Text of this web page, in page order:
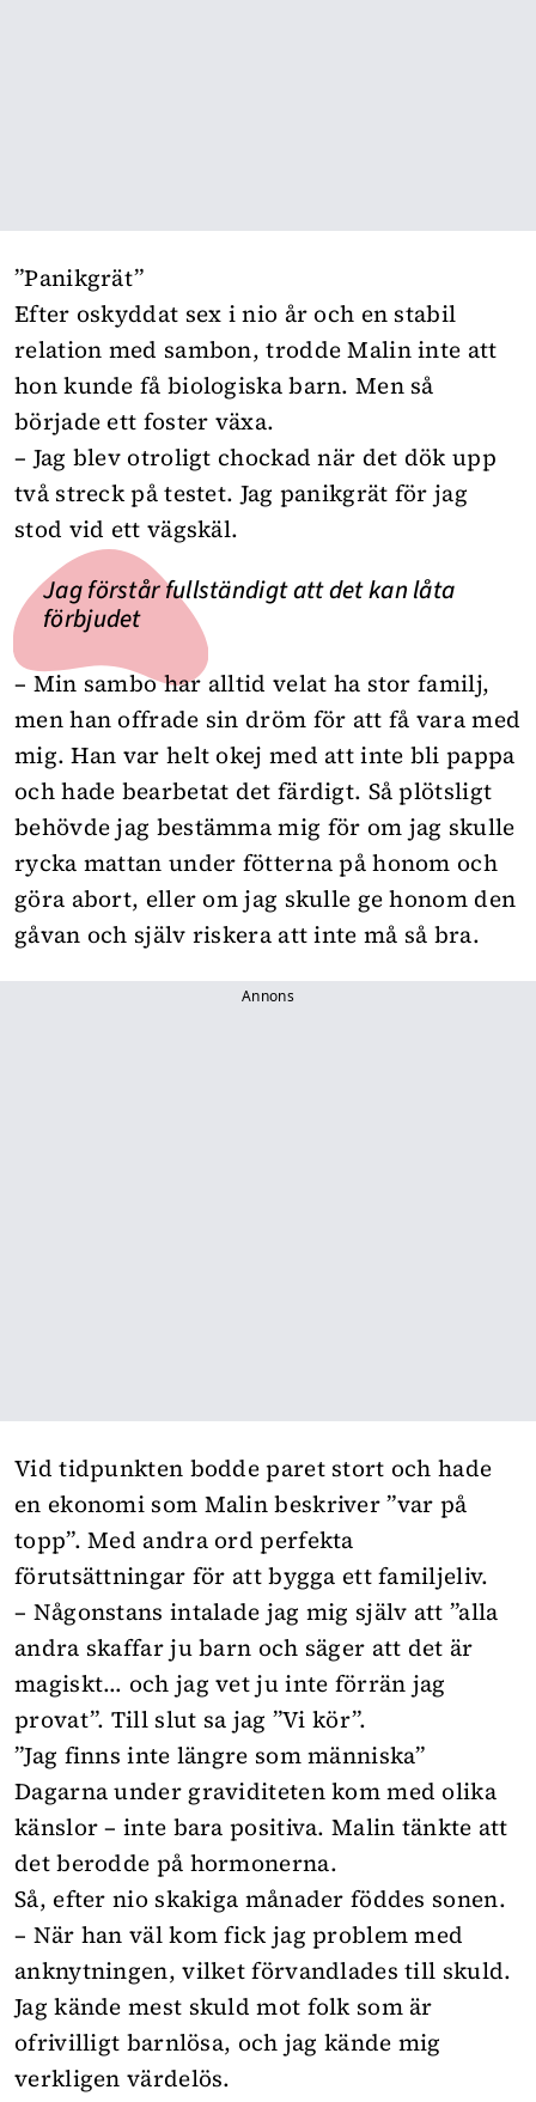
”Panikgrät”
Efter oskyddat sex i nio år och en stabil
relation med sambon, trodde Malin inte att
hon kunde få biologiska barn. Men så
började ett foster växa.
– Jag blev otroligt chockad när det dök upp
två streck på testet. Jag panikgrät för jag
stod vid ett vägskäl.
Jag förstår fullständigt att det kan låta
förbjudet
– Min sambo har alltid velat ha stor familj,
men han offrade sin dröm för att få vara med
mig. Han var helt okej med att inte bli pappa
och hade bearbetat det färdigt. Så plötsligt
behövde jag bestämma mig för om jag skulle
rycka mattan under fötterna på honom och
göra abort, eller om jag skulle ge honom den
gåvan och själv riskera att inte må så bra.
Annons
Vid tidpunkten bodde paret stort och hade
en ekonomi som Malin beskriver ”var på
topp”. Med andra ord perfekta
förutsättningar för att bygga ett familjeliv.
– Någonstans intalade jag mig själv att ”alla
andra skaffar ju barn och säger att det är
magiskt… och jag vet ju inte förrän jag
provat”. Till slut sa jag ”Vi kör”.
”Jag finns inte längre som människa”
Dagarna under graviditeten kom med olika
känslor – inte bara positiva. Malin tänkte att
det berodde på hormonerna.
Så, efter nio skakiga månader föddes sonen.
– När han väl kom fick jag problem med
anknytningen, vilket förvandlades till skuld.
Jag kände mest skuld mot folk som är
ofrivilligt barnlösa, och jag kände mig
verkligen värdelös.